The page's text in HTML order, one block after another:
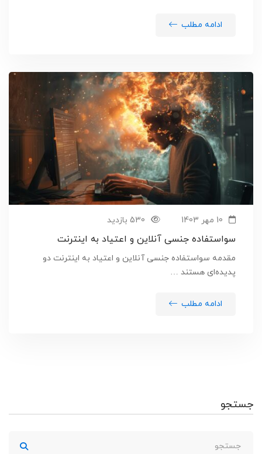
ادامه مطلب
10 مهر 1403 530 بازدید
سواستفاده جنسی آنلاین و اعتیاد به اینترنت
مقدمه سواستفاده جنسی آنلاین و اعتیاد به اینترنت دو
پدیده‌ای هستند …
ادامه مطلب
جستجو